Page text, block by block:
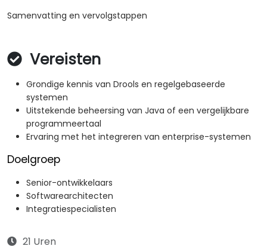
Samenvatting en vervolgstappen
Vereisten
Grondige kennis van Drools en regelgebaseerde
systemen
Uitstekende beheersing van Java of een vergelijkbare
programmeertaal
Ervaring met het integreren van enterprise-systemen
Doelgroep
Senior-ontwikkelaars
Softwarearchitecten
Integratiespecialisten
21 Uren